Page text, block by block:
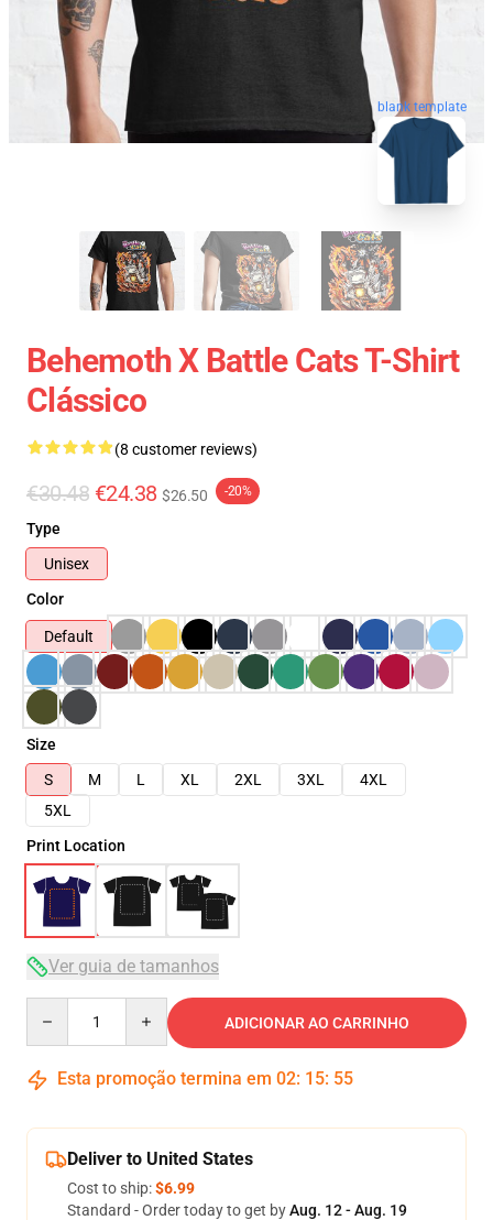
blank template
Behemoth X Battle Cats T-Shirt
Clássico
(8 customer reviews)
€30.48 €24.38 $26.50 -20%
Type
Unisex
Color
Default
Size
S
M L XL 2XL 3XL
4XL
5XL
Print Location
Ver guia de tamanhos
ADICIONAR AO CARRINHO
Esta promoção termina em 02: 15: 54
Deliver to United States
Cost to ship:$6.99
Standard - Order today to get byAug. 12 - Aug. 19